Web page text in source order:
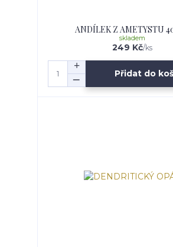
ANDÍLEK Z AMETYSTU
249 Kč/ks
skladem
Přidat do